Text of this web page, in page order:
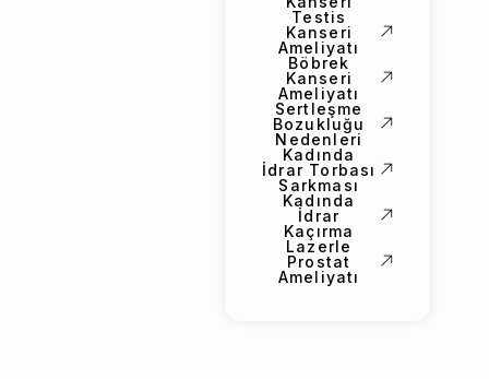
Testis
Kanseri
Ameliyatı
Böbrek
Kanseri
Ameliyatı
Sertleşme
Bozukluğu
Nedenleri
Kadında
İdrar Torbası
Sarkması
Kadında
İdrar
Kaçırma
Lazerle
Prostat
Ameliyatı